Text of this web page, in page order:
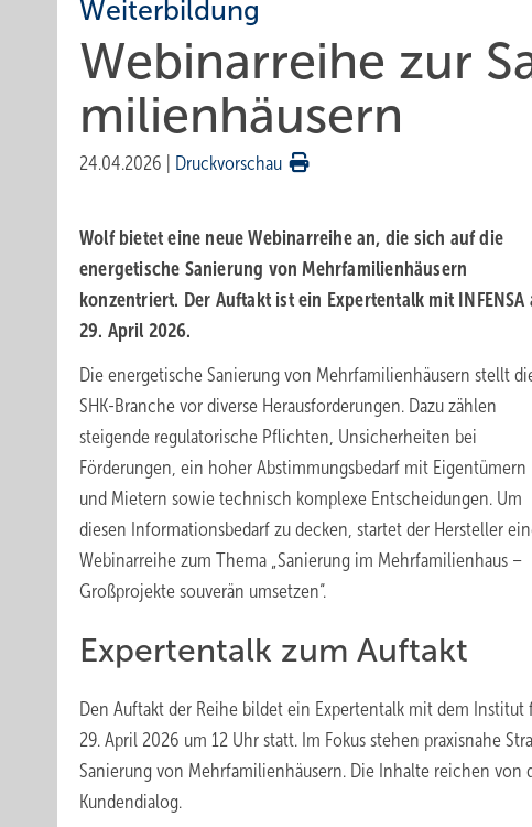
Weiterbildung
Webinarreihe zur
mi­li­en­häu­sern
24.04.2026 Druckvorschau
Wolf bietet eine neue Webinarreihe an, die sich auf die
energetische Sanierung von Mehrfamilienhäusern
konzentriert. Der Auftakt ist ein Expertentalk mit INFENSA
29. April 2026.
Die energetische Sanierung von Mehrfamilienhäusern stellt
SHK-Branche vor diverse Herausforderungen. Dazu zählen
steigende regulatorische Pflichten, Unsicherheiten bei
Förderungen, ein hoher Abstimmungsbedarf mit Eigentümern
und Mietern sowie technisch komplexe Entscheidungen. Um
diesen Informationsbedarf zu decken, startet der Hersteller
Webinarreihe zum Thema „Sanierung im Mehrfamilienhaus –
Großprojekte souverän umsetzen“.
Expertentalk zum Auftakt
Den Auftakt der Reihe bildet ein Expertentalk mit dem Institut
29. April 2026 um 12 Uhr statt. Im Fokus stehen praxisnahe
Sanierung von Mehrfamilienhäusern. Die Inhalte reichen von
Kundendialog.